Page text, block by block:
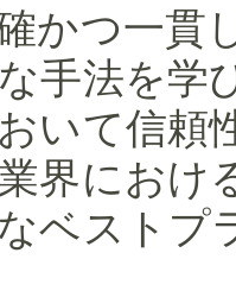
かつ一貫
手法を学
いて信頼
界におけ
ベストプ